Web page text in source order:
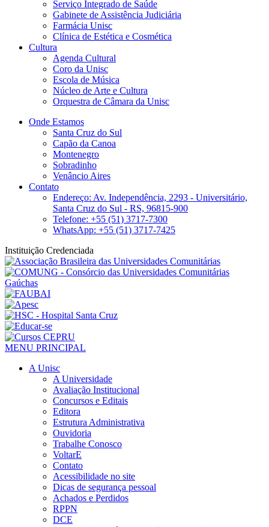
Serviço Integrado de Saúde
Gabinete de Assistência Judiciária
Farmácia Unisc
Clínica de Estética e Cosmética
Cultura
Agenda Cultural
Coro da Unisc
Escola de Música
Núcleo de Arte e Cultura
Orquestra de Câmara da Unisc
Onde Estamos
Santa Cruz do Sul
Capão da Canoa
Montenegro
Sobradinho
Venâncio Aires
Contato
Endereço: Av. Independência, 2293 - Universitário,
Santa Cruz do Sul - RS, 96815-900
Telefone: +55 (51) 3717-7300
WhatsApp: +55 (51) 3717-7425
Instituição Credenciada
MENU PRINCIPAL
A Unisc
A Universidade
Avaliação Institucional
Concursos e Editais
Editora
Estrutura Administrativa
Ouvidoria
Trabalhe Conosco
VoltarE
Contato
Acessibilidade no site
Dicas de segurança pessoal
Achados e Perdidos
RPPN
DCE